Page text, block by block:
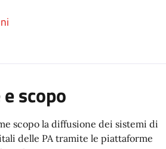
scopo
scopo la diffusione dei sistemi di
delle PA tramite le piattaforme